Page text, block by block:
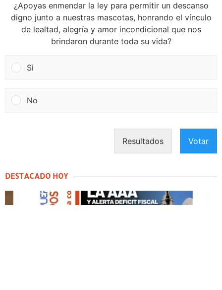
¿Apoyas enmendar la ley para permitir un descanso
digno junto a nuestras mascotas, honrando el vínculo
de lealtad, alegría y amor incondicional que nos
brindaron durante toda su vida?
Si
No
Resultados Votar
DESTACADO HOY